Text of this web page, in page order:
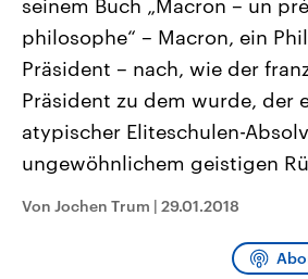
USA
Aktuelle Beiträge, Analysen und
Hintergründe
Wirtschaftlich und militärisch
gehören die Vereinigten Staaten zu
den mächtigsten Ländern der Erde,
mit großem Einfluss auf das
aktuelle Weltgeschehen.
Sendungen Programm
seinem Buch „Macron – un
philosophe“ – Macron, ein
Präsident – nach, wie der
Präsident zu dem wurde, der
atypischer Eliteschulen-
ungewöhnlichem geistigen
Von Jochen Trum | 29.01.2018